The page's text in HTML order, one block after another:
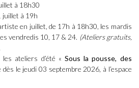
à 18h30
juillet à 19h
en juillet, de 17h à 18h30, les mardis
vendredis 10, 17 & 24. (Ateliers gratuits,
ateliers d’été « Sous la pousse, des
dès le jeudi 03 septembre 2026, à l’espace